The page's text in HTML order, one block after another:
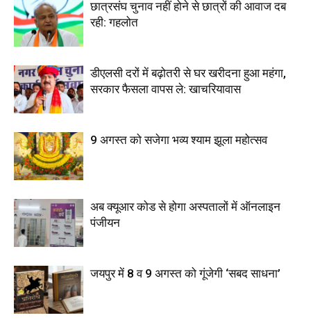
छात्रसंघ चुनाव नहीं होने से छात्रों की आवाज दब
रही: गहलोत
डीएलसी दरों में बढ़ोतरी से घर खरीदना हुआ महंगा,
सरकार फैसला वापस ले: खाचरियावास
9 अगस्त को सजेगा भव्य श्याम झूला महोत्सव
अब क्यूआर कोड से होगा अस्पतालों में ऑनलाइन
पंजीयन
जयपुर में 8 व 9 अगस्त को गूंजेगी ‘सबद साधना’